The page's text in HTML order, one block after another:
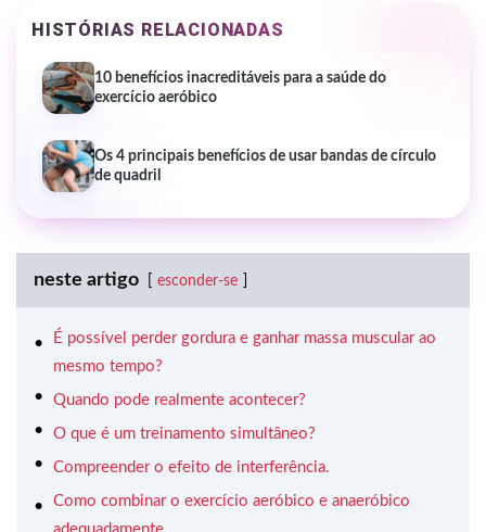
HISTÓRIAS RELACIONADAS
10 benefícios inacreditáveis para a saúde do
exercício aeróbico
Os 4 principais benefícios de usar bandas de círculo
de quadril
neste artigo esconder-se
É possível perder gordura e ganhar massa muscular ao
mesmo tempo?
Quando pode realmente acontecer?
O que é um treinamento simultâneo?
Compreender o efeito de interferência.
Como combinar o exercício aeróbico e anaeróbico